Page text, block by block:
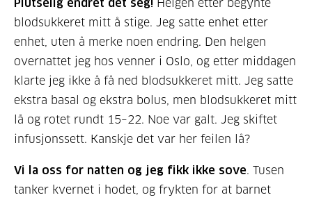
Plutselig endret det seg! Helgen etter begynte
blodsukkeret mitt å stige. Jeg satte enhet etter
enhet, uten å merke noen endring. Den helgen
overnattet jeg hos venner i Oslo, og etter middagen
klarte jeg ikke å få ned blodsukkeret mitt. Jeg satte
ekstra basal og ekstra bolus, men blodsukkeret mitt
lå og rotet rundt 15–22. Noe var galt. Jeg skiftet
infusjonssett. Kanskje det var her feilen lå?
Vi la oss for natten og jeg fikk ikke sove. Tusen
tanker kvernet i hodet, og frykten for at barnet